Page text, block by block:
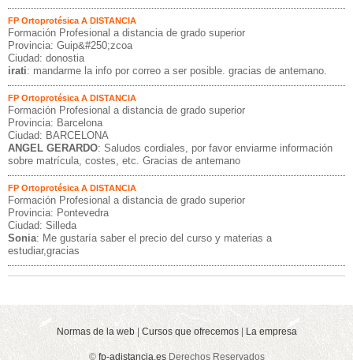
FP Ortoprotésica A DISTANCIA
Formación Profesional a distancia de grado superior
Provincia: Guip&#250;zcoa
Ciudad: donostia
irati: mandarme la info por correo a ser posible. gracias de antemano.
FP Ortoprotésica A DISTANCIA
Formación Profesional a distancia de grado superior
Provincia: Barcelona
Ciudad: BARCELONA
ANGEL GERARDO: Saludos cordiales, por favor enviarme información
sobre matrícula, costes, etc. Gracias de antemano
FP Ortoprotésica A DISTANCIA
Formación Profesional a distancia de grado superior
Provincia: Pontevedra
Ciudad: Silleda
Sonia: Me gustaría saber el precio del curso y materias a
estudiar,gracias
Normas de la web| Cursos que ofrecemos| La empresa
© fp-adistancia.esDerechos Reservados